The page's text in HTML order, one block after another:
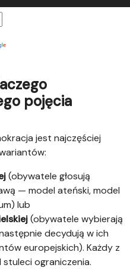
pojęcia
jest najczęściej
(obywatele głosują
— model ateński, model
lub
(obywatele wybierają
decydują w ich
europejskich). Każdy z
ograniczenia.